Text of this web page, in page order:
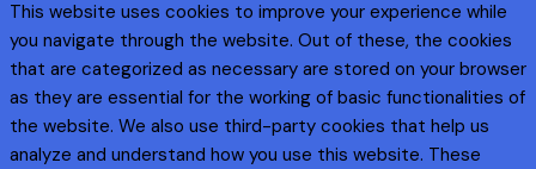
This website uses cookies to improve your experience while
you navigate through the website. Out of these, the cookies
that are categorized as necessary are stored on your browser
as they are essential for the working of basic functionalities of
the website. We also use third-party cookies that help us
analyze and understand how you use this website. These